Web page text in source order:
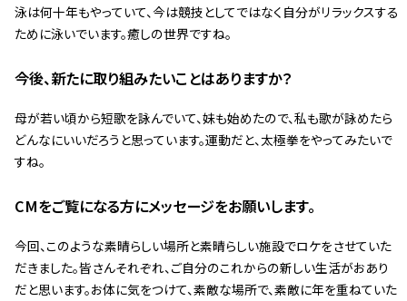
泳は何十年もやっていて、今は競技としてではなく自分がリラックスする
ために泳いでいます。癒しの世界ですね。
――今後、新たに取り組みたいことはありますか？
母が若い頃から短歌を詠んでいて、妹も始めたので、私も歌が詠めたら
どんなにいいだろうと思っています。運動だと、太極拳をやってみたいで
すね。
――CMをご覧になる方にメッセージをお願いします。
今回、このような素晴らしい場所と素晴らしい施設でロケをさせていた
だきました。皆さんそれぞれ、ご自分のこれからの新しい生活がおあり
だと思います。お体に気をつけて、素敵な場所で、素敵に年を重ねていた